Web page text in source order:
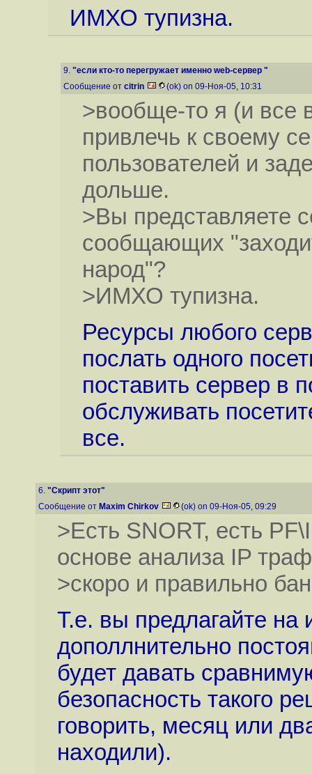
ИМХО тупизна.
9. "если кто-то перегружает именно web-сервер "
Сообщение от citrin (ok) on 09-Ноя-05, 10:31
>вообще-то я (и все
привлечь к своему
пользователей и
дольше.
>Вы представляете
сообщающих
народ"?
>ИМХО тупизна.
Ресурсы любого
послать одного
поставить сервер в
обслуживать
все.
6. "Скрипт этот"
Сообщение от Maxim Chirkov (ok) on 09-Ноя-05, 09:29
>Есть SNORT, есть
основе анализа IP
>скоро и правильно
Т.е. вы предлагайте на
дополлнительно
будет давать
безопасность такого
говорить, месяц или
находили).